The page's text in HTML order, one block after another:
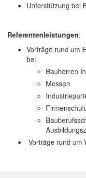
Unterstützung bei
Referentenleistungen:
Vorträge rund um
bei
Bauherren
Messen
Vorträge rund um